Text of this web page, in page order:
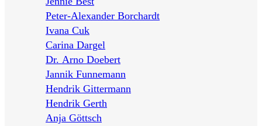
Peter-Alexander Borchardt
Ivana Cuk
Carina Dargel
Dr. Arno Doebert
Jannik Funnemann
Hendrik Gittermann
Hendrik Gerth
Anja Göttsch